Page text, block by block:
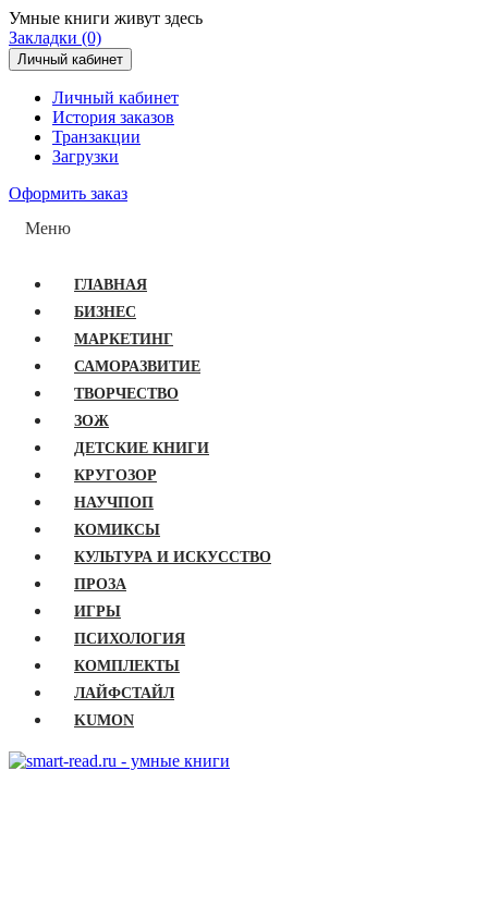
Умные книги живут здесь
Закладки (0)
Личный кабинет
Личный кабинет
История заказов
Транзакции
Загрузки
Оформить заказ
Меню
ГЛАВНАЯ
БИЗНЕС
МАРКЕТИНГ
САМОРАЗВИТИЕ
ТВОРЧЕСТВО
ЗОЖ
ДЕТСКИЕ КНИГИ
КРУГОЗОР
НАУЧПОП
КОМИКСЫ
КУЛЬТУРА И ИСКУССТВО
ПРОЗА
ИГРЫ
ПСИХОЛОГИЯ
КОМПЛЕКТЫ
ЛАЙФСТАЙЛ
KUMON